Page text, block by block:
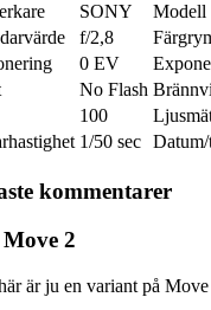
SONY Modell
f/2,8
0 EV
No Flash
100
1/50 sec
kommentarer
2
är ju en variant på Move